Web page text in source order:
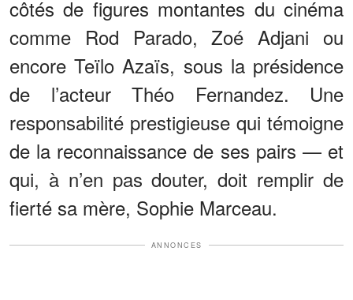
côtés de figures montantes du cinéma
comme Rod Parado, Zoé Adjani ou
encore Teïlo Azaïs, sous la présidence
de l’acteur Théo Fernandez. Une
responsabilité prestigieuse qui témoigne
de la reconnaissance de ses pairs — et
qui, à n’en pas douter, doit remplir de
fierté sa mère, Sophie Marceau.
ANNONCES